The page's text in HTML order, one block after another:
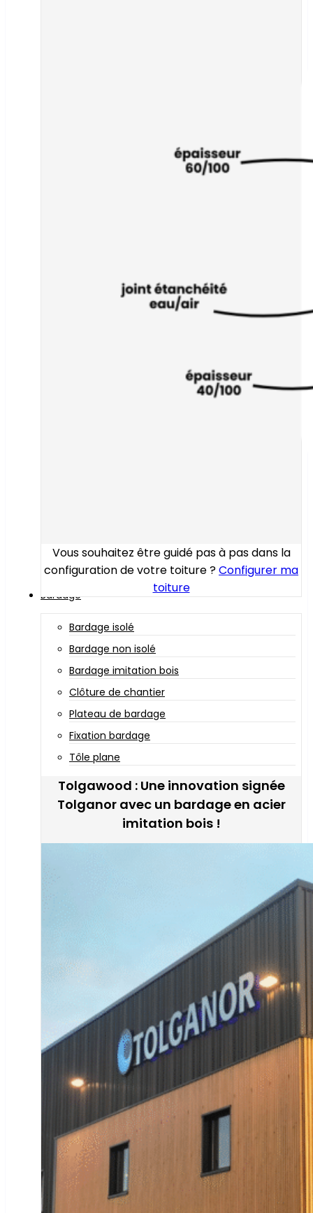
Vous souhaitez être guidé pas à pas dans la
configuration de votre toiture ?Configurer ma
toiture
Bardage
Bardage isolé
Bardage non isolé
Bardage imitation bois
Clôture de chantier
Plateau de bardage
Fixation bardage
Tôle plane
Tolgawood : Une innovation signée
Tolganor avec un bardage en acier
imitation bois !